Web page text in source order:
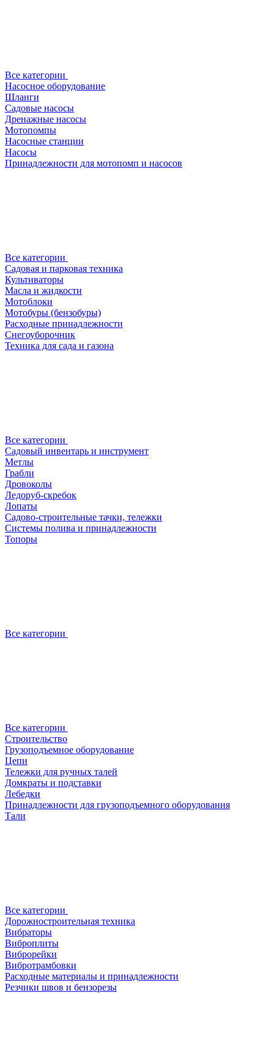
Все категории
Насосное оборудование
Шланги
Садовые насосы
Дренажные насосы
Мотопомпы
Насосные станции
Насосы
Принадлежности для мотопомп и насосов
Все категории
Садовая и парковая техника
Культиваторы
Масла и жидкости
Мотоблоки
Мотобуры (бензобуры)
Расходные принадлежности
Снегоуборочник
Техника для сада и газона
Все категории
Садовый инвентарь и инструмент
Метлы
Грабли
Дровоколы
Ледоруб-скребок
Лопаты
Садово-строительные тачки, тележки
Системы полива и принадлежности
Топоры
Все категории
Все категории
Строительство
Грузоподъемное оборудование
Цепи
Тележки для ручных талей
Домкраты и подставки
Лебедки
Принадлежности для грузоподъемного оборудования
Тали
Все категории
Дорожностроительная техника
Вибраторы
Виброплиты
Виброрейки
Вибротрамбовки
Расходные материалы и принадлежности
Резчики швов и бензорезы